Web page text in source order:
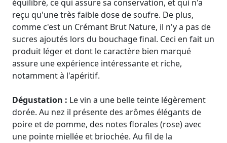
équilibré, ce qui assure sa conservation, et qui n'a
reçu qu'une très faible dose de soufre. De plus,
comme c'est un Crémant Brut Nature, il n'y a pas de
sucres ajoutés lors du bouchage final. Ceci en fait un
produit léger et dont le caractère bien marqué
assure une expérience intéressante et riche,
notamment à l'apéritif.
Dégustation : Le vin a une belle teinte légèrement
dorée. Au nez il présente des arômes élégants de
poire et de pomme, des notes florales (rose) avec
une pointe miellée et briochée. Au fil de la